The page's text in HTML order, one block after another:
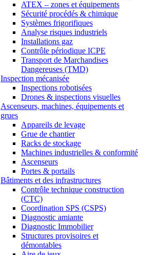
ATEX – zones et équipements
Sécurité procédés & chimique
Systèmes frigorifiques
Analyse risques industriels
Installations gaz
Contrôle périodique ICPE
Transport de Marchandises
Dangereuses (TMD)
Inspection mécanisée
Inspections robotisées
Drones & inspections visuelles
Ascenseurs, machines, équipements et
grues
Appareils de levage
Grue de chantier
Racks de stockage
Machines industrielles & conformité
Ascenseurs
Portes & portails
Bâtiments et des infrastructures
Contrôle technique construction
(CTC)
Coordination SPS (CSPS)
Diagnostic amiante
Diagnostic Immobilier
Structures provisoires et
démontables